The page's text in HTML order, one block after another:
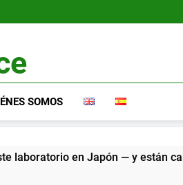
SOMOS
Japón — y están cambiando la